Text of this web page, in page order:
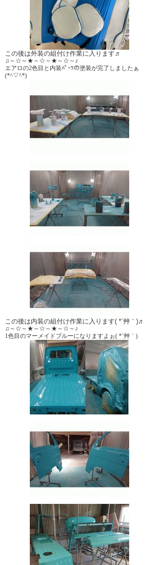
この後は外装の組付け作業に入ります♬
♫～☆～★～☆～★～☆～♪
エアロの2色目と内装ﾊﾟｰﾂの塗装が完了しましたぁ
(*^▽^*)
この後は内装の組付け作業に入ります( *´艸｀)♬
♫～☆～★～☆～★～☆～♪
1色目のマーメイドブルーになりますよぉ( *´艸｀)